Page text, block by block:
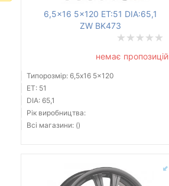
6,5x16 5x120 ET:51 DIA:65,1
ZW BK473
немає пропозицій
Типорозмір: 6,5x16 5x120
ET: 51
DIA: 65,1
Рік виробництва:
Всі магазини: ()